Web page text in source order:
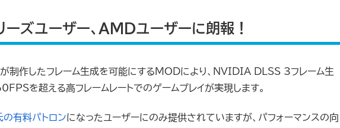
ズユーザー、AMDユーザーに朗報！
作したフレーム生成を可能にするMODにより、NVIDIA DLSS 3フレーム生
を超える高フレームレートでのゲームプレイが実現します。
有料パトロンになったユーザーにのみ提供されていますが、パフォーマンスの向